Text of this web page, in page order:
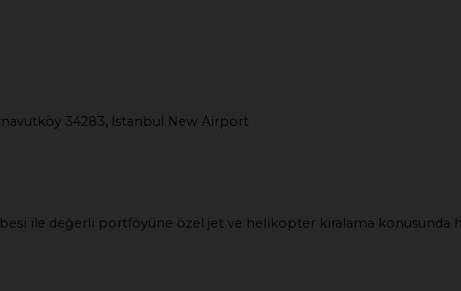
34283, İstanbul New Airport
ile değerli portföyüne özel jet ve helikopter kiralama